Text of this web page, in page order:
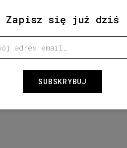
kosmologia
Zapisz się już dziś
SUBSKRYBUJ